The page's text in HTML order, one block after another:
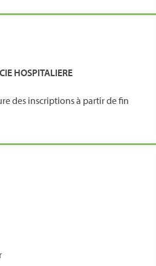
HOSPITALIERE
des inscriptions à partir de fin